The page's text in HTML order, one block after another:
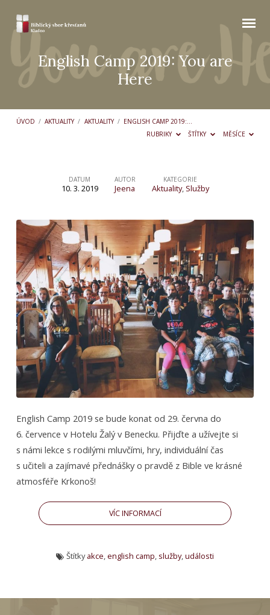
English Camp 2019: You are
Here
ÚVOD / AKTUALITY / AKTUALITY / ENGLISH CAMP 2019:…
RUBRIKY
ŠTÍTKY MĚSÍCE
2019:
You
are
Here
DATUM
10. 3. 2019
AUTOR
Jeena
KATEGORIE
Aktuality, Služby
English Camp 2019 se bude konat od 29. června do
6. července v Hotelu Žalý v Benecku. Přijďte a užívejte si
s námi lekce s rodilými mluvčími, hry, individuální čas
s učiteli a zajímavé přednášky o pravdě z Bible ve krásné
atmosféře Krkonoš!
VÍC INFORMACÍ
Štítkyakce,english camp, služby,události